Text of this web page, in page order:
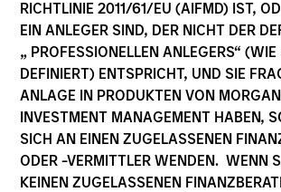
RICHTLINIE 2011/61/EU (AIFMD) IST,
EIN ANLEGER SIND, DER NICHT DER
„ PROFESSIONELLEN ANLEGERS“
DEFINIERT) ENTSPRICHT, UND SIE
ANLAGE IN PRODUKTEN VON
INVESTMENT MANAGEMENT HABEN,
SICH AN EINEN ZUGELASSENEN
ODER -VERMITTLER WENDEN. WENN
KEINEN ZUGELASSENEN